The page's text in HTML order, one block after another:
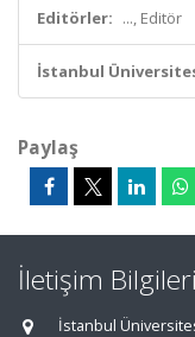
Editörler: ..., Editör
İstanbul
Paylaş
İletişim Bilgileri
İstanbul